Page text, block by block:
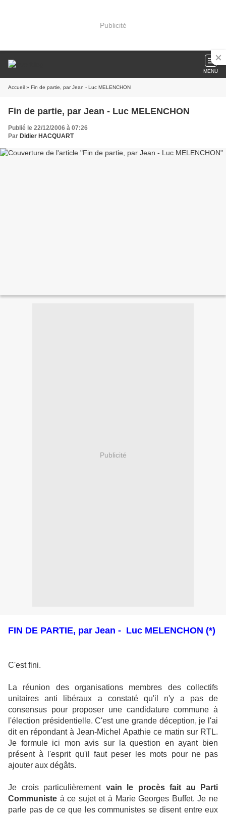
Publicité
MENU
Accueil » Fin de partie, par Jean - Luc MELENCHON
Fin de partie, par Jean - Luc MELENCHON
Publié le 22/12/2006 à 07:26
Par Didier HACQUART
Publicité
FIN DE PARTIE, par Jean - Luc MELENCHON (*)
C'est fini.
La réunion des organisations membres des collectifs
unitaires anti libéraux a constaté qu'il n'y a pas de
consensus pour proposer une candidature commune à
l'élection présidentielle. C'est une grande déception, je l'ai
dit en répondant à Jean-Michel Apathie ce matin sur RTL.
Je formule ici mon avis sur la question en ayant bien
présent à l'esprit qu'il faut peser les mots pour ne pas
ajouter aux dégâts.
Je crois particulièrement vain le procès fait au Parti
Communiste à ce sujet et à Marie Georges Buffet. Je ne
parle pas de ce que les communistes se disent entre eux